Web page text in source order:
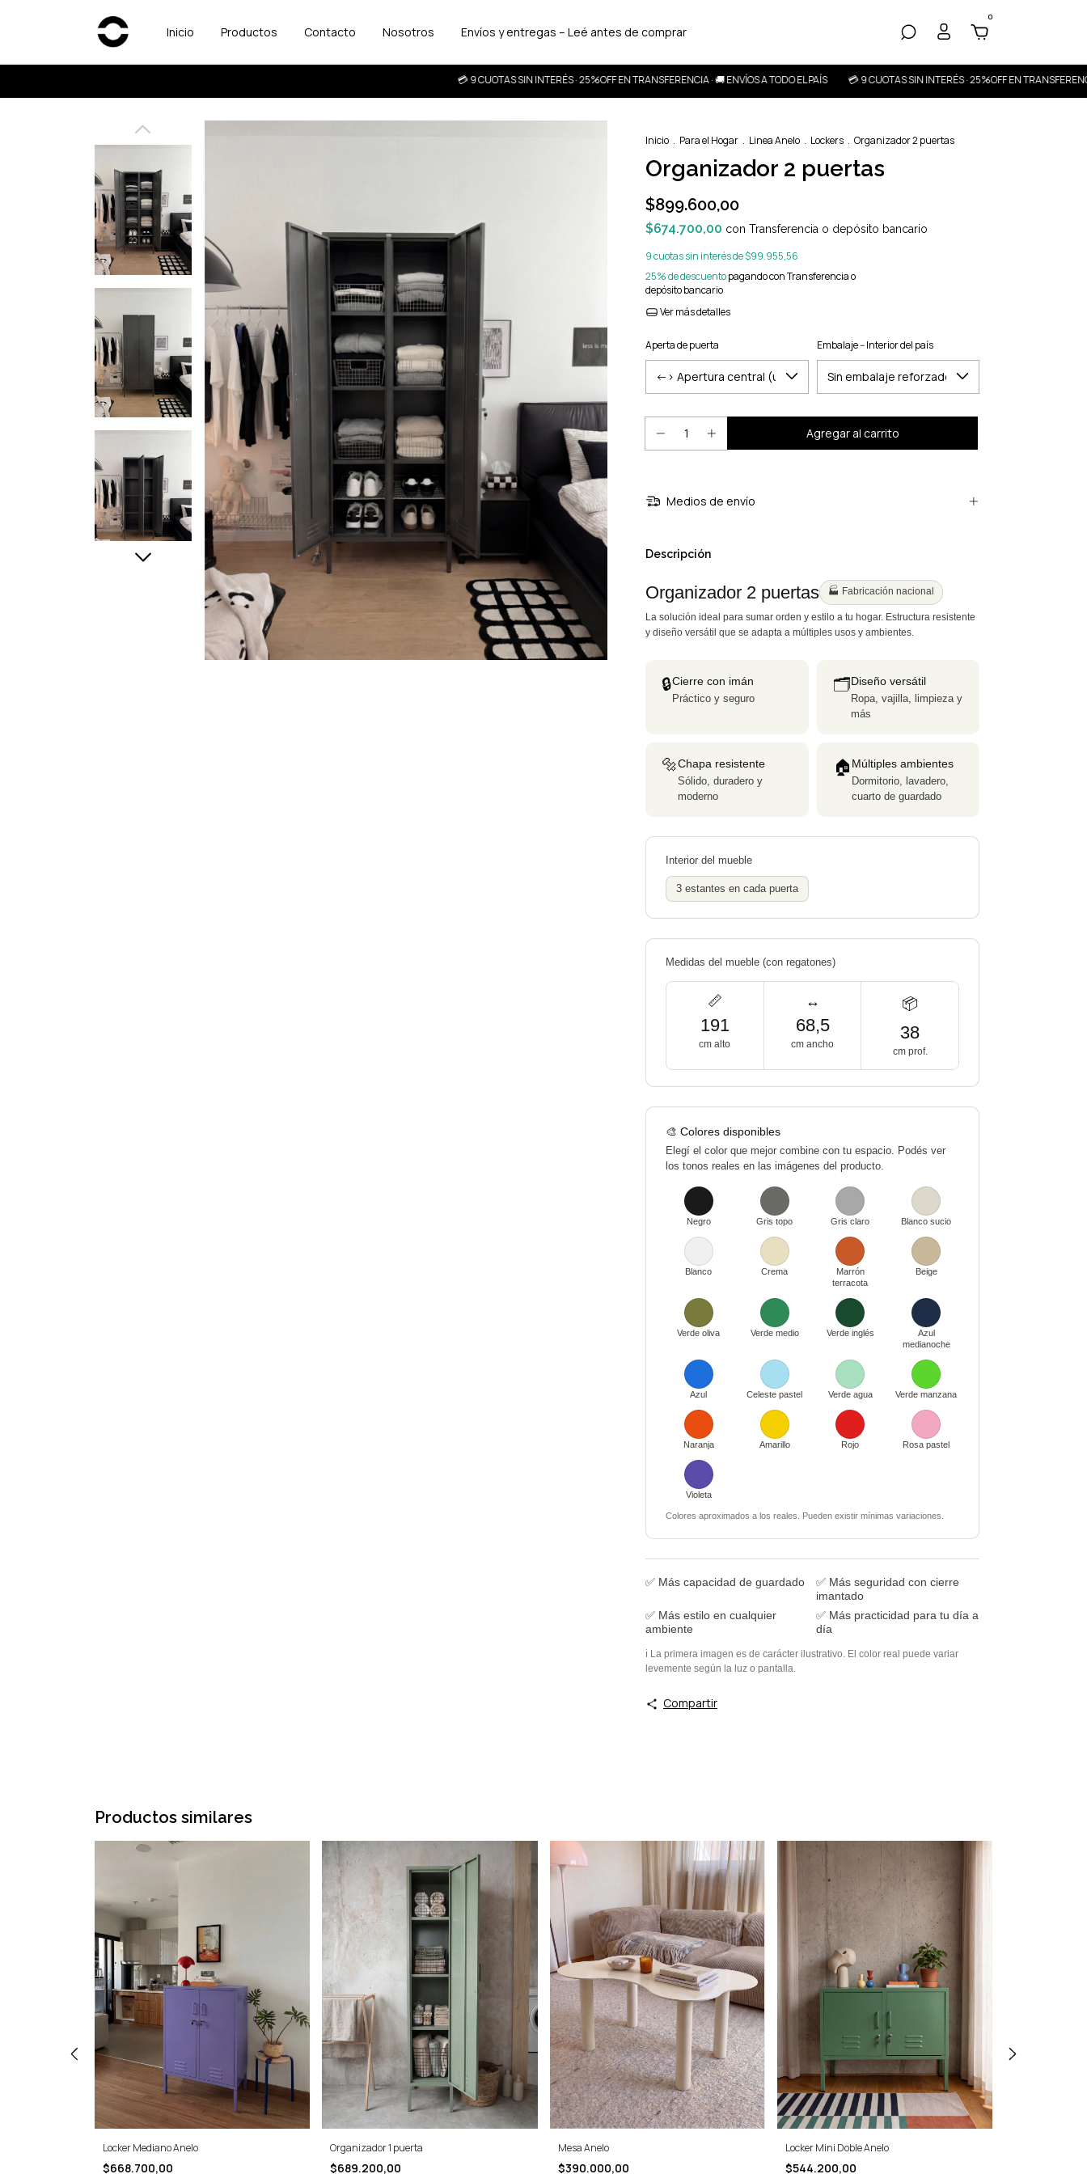
Inicio Productos Contacto Nosotros Envíos y entregas – Leé antes de comprar
0
💳 9 CUOTAS SIN INTERÉS · 25%OFF EN TRANSFERENCIA · 🚚 ENVÍOS A TODO EL PAÍS 💳 9 CUOTAS SIN INTERÉS · 25%OFF EN TRANSFERENCIA · 🚚
Inicio . Para el Hogar . Linea Anelo . Lockers . Organizador 2 puertas
Organizador 2 puertas
$899.600,00
$674.700,00 con Transferencia o depósito bancario
9cuotas sin interés de$99.955,56
25% de descuentopagando con Transferencia o
depósito bancario
Ver más detalles
Aperta de puerta Embalaje -- Interior del país
Medios de envío
Descripción
Organizador 2 puertas 🏭 Fabricación nacional
La solución ideal para sumar orden y estilo a tu hogar. Estructura resistente
y diseño versátil que se adapta a múltiples usos y ambientes.
🔒Cierre con imán
Práctico y seguro
🗂️Diseño versátil
Ropa, vajilla, limpieza y
más
🔩Chapa resistente
Sólido, duradero y
moderno
🏠 Múltiples ambientes
Dormitorio, lavadero,
cuarto de guardado
Interior del mueble
3 estantes en cada puerta
Medidas del mueble (con regatones)
📏
191
cm alto
↔️
68,5
cm ancho
📦
38
cm prof.
🎨 Colores disponibles
Elegí el color que mejor combine con tu espacio. Podés ver
los tonos reales en las imágenes del producto.
Negro Gris topo Gris claro Blanco sucio
Blanco Crema
Marrón
terracota
Beige
Verde oliva Verde medio Verde inglés
Azul
medianoche
Azul Celeste pastel Verde agua Verde manzana
Naranja Amarillo Rojo Rosa pastel
Violeta
Colores aproximados a los reales. Pueden existir mínimas variaciones.
✅ Más capacidad de guardado
✅ Más seguridad con cierre
imantado
✅ Más estilo en cualquier
ambiente
✅ Más practicidad para tu día a
día
ℹ️ La primera imagen es de carácter ilustrativo. El color real puede variar
levemente según la luz o pantalla.
Compartir
Productos similares
Locker Mediano Anelo
$668.700,00
Organizador 1 puerta
$689.200,00
Mesa Anelo
$390.000,00
Locker Mini Doble Anelo
$544.200,00